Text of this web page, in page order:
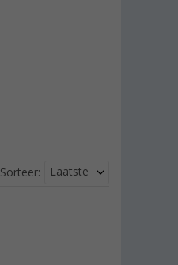
Sorteer: Laatste